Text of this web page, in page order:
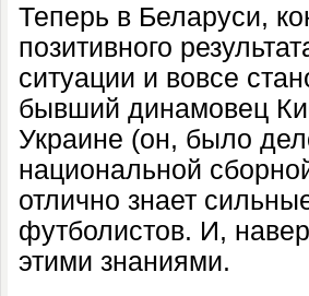
Теперь в Беларуси,
позитивного
ситуации и вовсе
бывший динамовец
Украине (он, было
национальной
отлично знает
футболистов. И,
этими знаниями.